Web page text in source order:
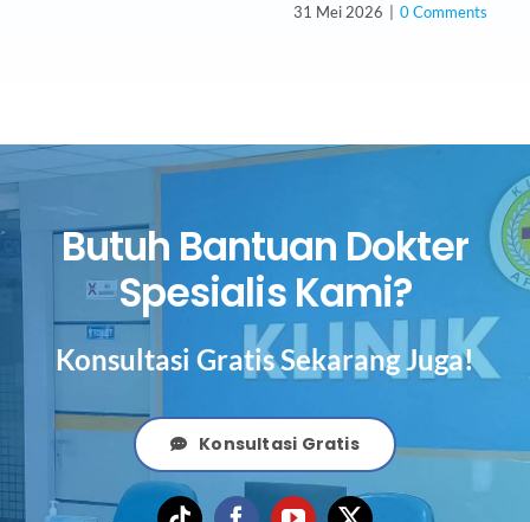
31 Mei 2026 0 Comments
Butuh Bantuan Dokter
Spesialis Kami?
Konsultasi Gratis Sekarang Juga!
Konsultasi Gratis